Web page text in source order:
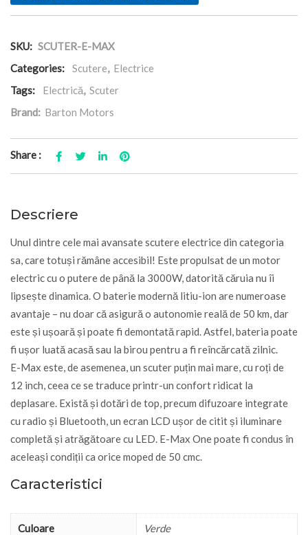
SKU: SCUTER-E-MAX
Categories:
Scutere, Electrice
Tags:
Electrică, Scuter
Brand: Barton Motors
Share :
Descriere
Unul dintre cele mai avansate scutere electrice din categoria
sa, care totuși rămâne accesibil! Este propulsat de un motor
electric cu o putere de până la 3000W, datorită căruia nu îi
lipsește dinamica. O baterie modernă litiu-ion are numeroase
avantaje – nu doar că asigură o autonomie reală de 50 km, dar
este și ușoară și poate fi demontată rapid. Astfel, bateria poate
fi ușor luată acasă sau la birou pentru a fi reîncărcată zilnic.
E-Max este, de asemenea, un scuter puțin mai mare, cu roți de
12 inch, ceea ce se traduce printr-un confort ridicat la
deplasare. Există și dotări de top, precum difuzoare integrate
cu radio și Bluetooth, un ecran LCD ușor de citit și iluminare
completă și atrăgătoare cu LED. E-Max One poate fi condus în
aceleași condiții ca orice moped de 50 cmc.
Caracteristici
Culoare Verde